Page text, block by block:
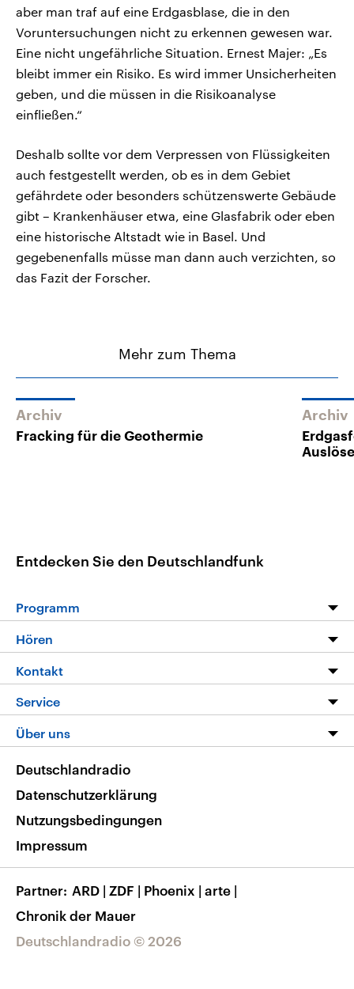
aber man traf auf eine Erdgasblase, die in den
Voruntersuchungen nicht zu erkennen gewesen war.
Eine nicht ungefährliche Situation. Ernest Majer: „Es
bleibt immer ein Risiko. Es wird immer Unsicherheiten
geben, und die müssen in die Risikoanalyse
einfließen.“
Deshalb sollte vor dem Verpressen von Flüssigkeiten
auch festgestellt werden, ob es in dem Gebiet
gefährdete oder besonders schützenswerte Gebäude
gibt – Krankenhäuser etwa, eine Glasfabrik oder eben
eine historische Altstadt wie in Basel. Und
gegebenenfalls müsse man dann auch verzichten, so
das Fazit der Forscher.
Mehr zum Thema
Archiv
Fracking für die Geothermie
Archiv
Entdecken Sie den Deutschlandfunk
Programm
Die Nachrichten
Nachrichtenleicht
Neue Beiträge auf dlf.de
Hören
Livestream
Podcasts
Deutschlandfunk App
Nachrichten App
Frequenzen
Kontakt
Hörerservice
Service
FAQ
Veranstaltungen
Musikliste
RSS
Über uns
Barrierefreiheit
Deutschlandradio © 2026
Deutschlandradio
Datenschutzerklärung
Nutzungsbedingungen
Impressum
Partner ARD | ZDF | Phoenix | arte |
Chronik der Mauer